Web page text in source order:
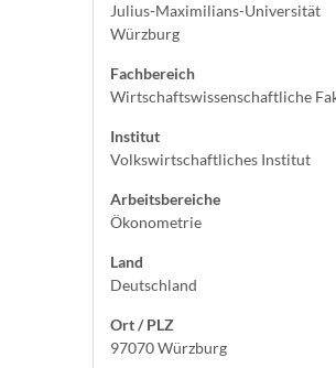
Julius-Maximilians-Universität
Würzburg
Fachbereich
Wirtschaftswissenschaftliche
Institut
Volkswirtschaftliches Institut
Arbeitsbereiche
Ökonometrie
Land
Deutschland
Ort / PLZ
97070 Würzburg